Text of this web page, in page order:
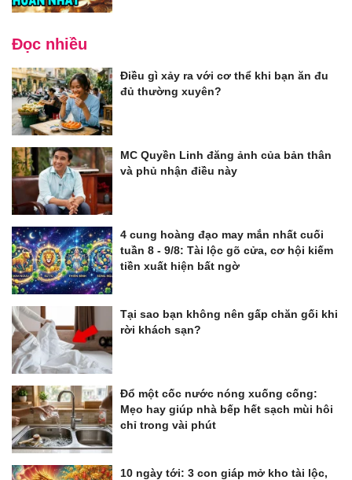
Đọc nhiều
Điều gì xảy ra với cơ thể khi bạn ăn đu
đủ thường xuyên?
MC Quyền Linh đăng ảnh của bản thân
và phủ nhận điều này
4 cung hoàng đạo may mắn nhất cuối
tuần 8 - 9/8: Tài lộc gõ cửa, cơ hội kiếm
tiền xuất hiện bất ngờ
Tại sao bạn không nên gấp chăn gối khi
rời khách sạn?
Đổ một cốc nước nóng xuống cống:
Mẹo hay giúp nhà bếp hết sạch mùi hôi
chỉ trong vài phút
10 ngày tới: 3 con giáp mở kho tài lộc,